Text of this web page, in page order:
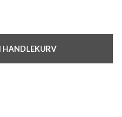
HANDLEKURV